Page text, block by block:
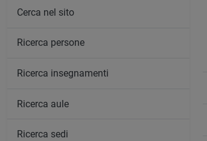
Cerca nel sito
Ricerca persone
Ricerca insegnamenti
Ricerca aule
Ricerca sedi